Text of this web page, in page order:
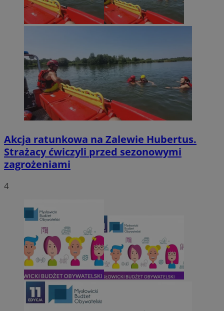
Akcja ratunkowa na Zalewie Hubertus.
Strażacy ćwiczyli przed sezonowymi
zagrożeniami
4